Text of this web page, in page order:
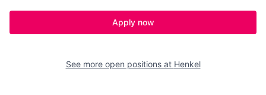
Apply now
See more open positions at Henkel